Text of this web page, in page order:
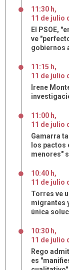
11:30 h,
11 de julio
El PSOE,
ve
gobiernos
11:15 h,
11 de julio
Irene
11:00 h,
11 de julio
Gamarra
los pactos
menores"
10:40 h,
11 de julio
Torres ve
migrantes
única
10:30 h,
11 de julio
Rego
es